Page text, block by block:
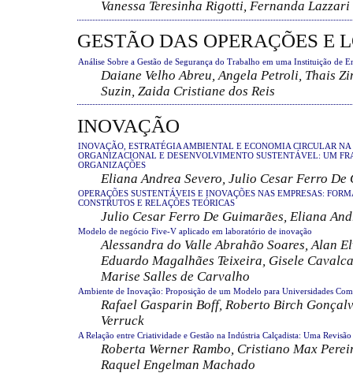
Vanessa Teresinha Rigotti, Fernanda Lazzari
GESTÃO DAS OPERAÇÕES E
Análise Sobre a Gestão de Segurança do Trabalho em uma Instituição de
Daiane Velho Abreu, Angela Petroli, Thais
Suzin, Zaida Cristiane dos Reis
INOVAÇÃO
INOVAÇÃO, ESTRATÉGIA AMBIENTAL E ECONOMIA CIRCULAR NA
ORGANIZACIONAL E DESENVOLVIMENTO SUSTENTÁVEL: UM
ORGANIZAÇÕES
Eliana Andrea Severo, Julio Cesar Ferro De
OPERAÇÕES SUSTENTÁVEIS E INOVAÇÕES NAS EMPRESAS:
CONSTRUTOS E RELAÇÕES TEÓRICAS
Julio Cesar Ferro De Guimarães, Eliana
Modelo de negócio Five-V aplicado em laboratório de inovação
Alessandra do Valle Abrahão Soares, Alan
Eduardo Magalhães Teixeira, Gisele
Marise Salles de Carvalho
Ambiente de Inovação: Proposição de um Modelo para Universidades
Rafael Gasparin Boff, Roberto Birch
Verruck
A Relação entre Criatividade e Gestão na Indústria Calçadista: Uma
Roberta Werner Rambo, Cristiano Max
Raquel Engelman Machado